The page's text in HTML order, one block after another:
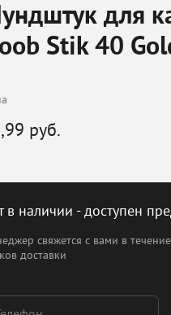
для
Stik 40
руб.
в наличии - доступен
свяжется с вами в
доставки